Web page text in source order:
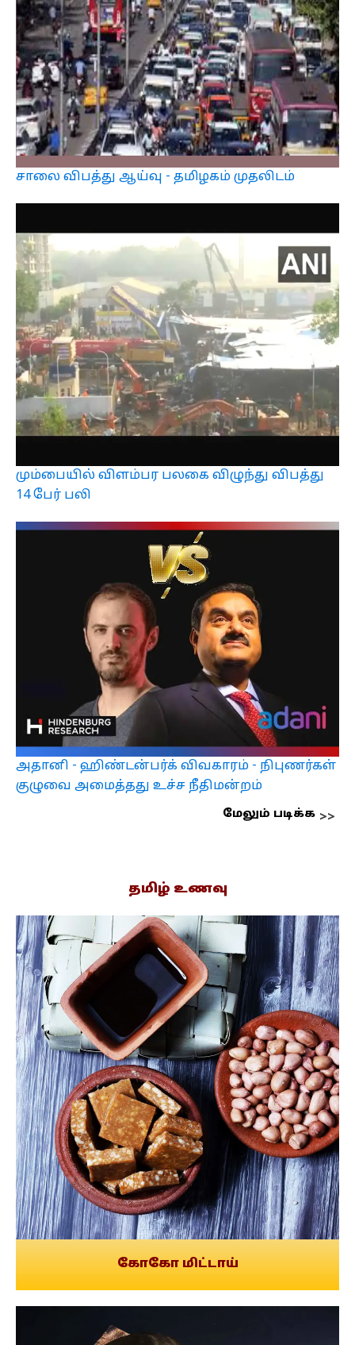
சாலை விபத்து ஆய்வு - தமிழகம் முதலிடம்
மும்பையில் விளம்பர பலகை விழுந்து விபத்து
14 பேர் பலி
அதானி - ஹிண்டன்பர்க் விவகாரம் - நிபுணர்கள்
குழுவை அமைத்தது உச்ச நீதிமன்றம்
மேலும் படிக்க
தமிழ் உணவு
கோகோ மிட்டாய்